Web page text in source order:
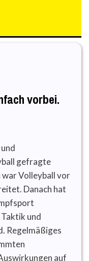
vorbei.
gefragte
war Volleyball vor
Danach hat
und
Regelmäßiges
auf